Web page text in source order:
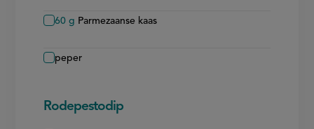
60 g Parmezaanse kaas
peper
Rodepestodip